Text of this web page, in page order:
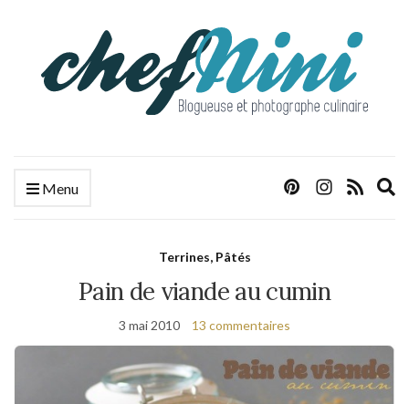
Menu
Terrines, Pâtés
Pain de viande au cumin
3 mai 2010 13 commentaires